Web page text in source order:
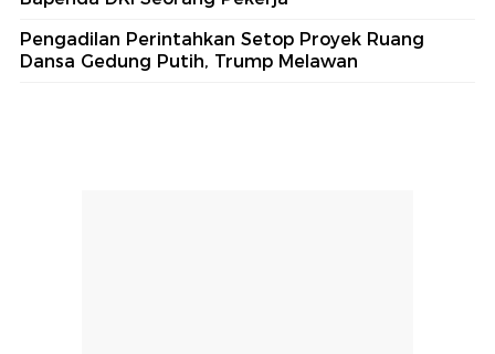
Pengadilan Perintahkan Setop Proyek Ruang
Dansa Gedung Putih, Trump Melawan